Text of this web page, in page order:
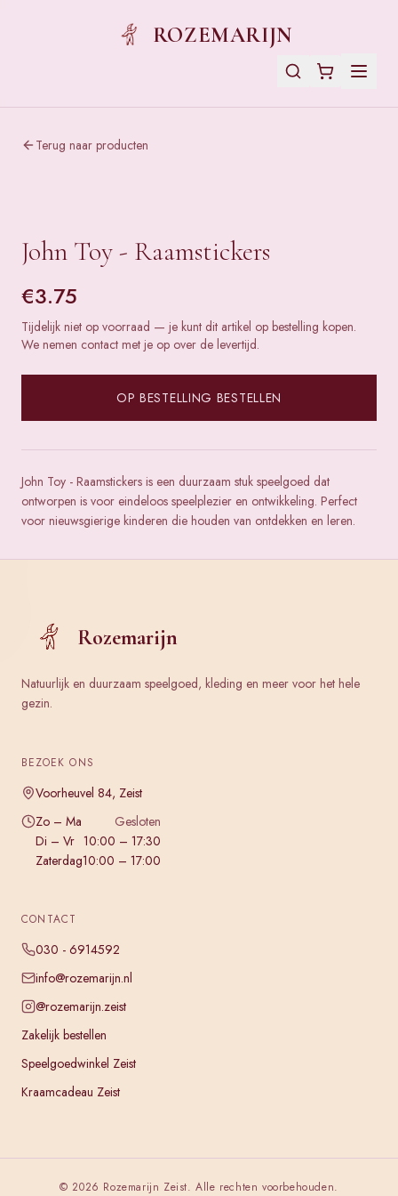
ROZEMARIJN
Terug naar producten
John Toy - Raamstickers
€3.75
Tijdelijk niet op voorraad — je kunt dit artikel op bestelling kopen.
We nemen contact met je op over de levertijd.
OP BESTELLING BESTELLEN
John Toy - Raamstickers is een duurzaam stuk speelgoed dat
ontworpen is voor eindeloos speelplezier en ontwikkeling. Perfect
voor nieuwsgierige kinderen die houden van ontdekken en leren.
Rozemarijn
Natuurlijk en duurzaam speelgoed, kleding en meer voor het hele
gezin.
BEZOEK ONS
Voorheuvel 84, Zeist
Zo – Ma
Gesloten
Di – Vr 10:00 – 17:30
Zaterdag10:00 – 17:00
CONTACT
030 - 6914592
info@rozemarijn.nl
@rozemarijn.zeist
Zakelijk bestellen
Speelgoedwinkel Zeist
Kraamcadeau Zeist
© 2026 Rozemarijn Zeist. Alle rechten voorbehouden.